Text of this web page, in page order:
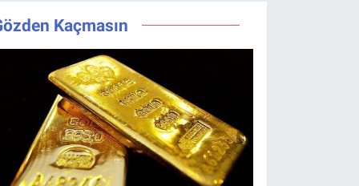
Maçı Ne
Zaman, Saat
Kaçta,
Nereden
İzlenir?
Oldu!
Kaçmasın